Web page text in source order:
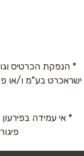
*
* הנפקת הכרטיס
ישראכרט בע"מ ו/או
* אי עמידה